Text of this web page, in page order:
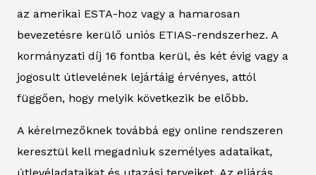
az amerikai ESTA-hoz vagy a hamarosan
bevezetésre kerülő uniós ETIAS-rendszerhez. A
kormányzati díj 16 fontba kerül, és két évig vagy a
jogosult útlevelének lejártáig érvényes, attól
függően, hogy melyik következik be előbb.
A kérelmezőknek továbbá egy online rendszeren
keresztül kell megadniuk személyes adataikat,